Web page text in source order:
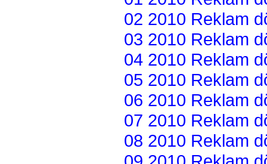
02 2010 Reklam
03 2010 Reklam
04 2010 Reklam
05 2010 Reklam
06 2010 Reklam
07 2010 Reklam
08 2010 Reklam